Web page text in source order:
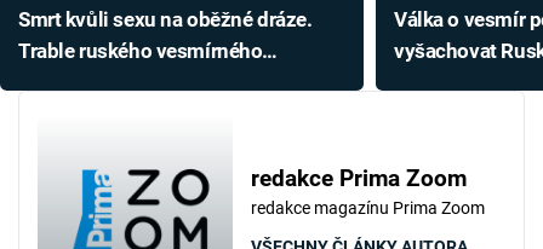
Smrt kvůli sexu na oběžné dráze.
Trable ruského vesmírného
Válka o vesmír
vyšachovat
redakce Prima Zoom
redakce magazínu Prima Zoom